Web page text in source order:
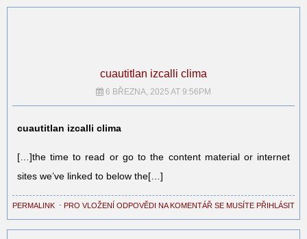
cuautitlan izcalli clima
6 BŘEZNA, 2025 AT 9:56PM
cuautitlan izcalli clima
[…]the time to read or go to the content material or internet
sites we’ve linked to below the[…]
PERMALINK ⋅ PRO VLOŽENÍ ODPOVĚDI NA KOMENTÁŘ SE MUSÍTE PŘIHLÁSIT